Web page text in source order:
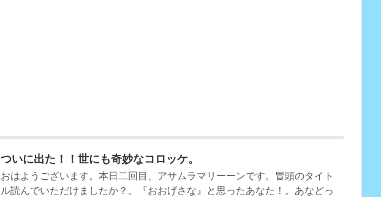
ついに出た！！世にも奇妙なコロッケ。
おはようございます。本日二回目、アサムラマリーーンです。冒頭のタイト
ル読んでいただけましたか？。『おおげさな』と思ったあなた！。あなどっ